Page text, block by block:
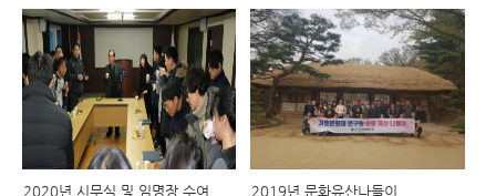
2020년 시무식 및 임명장 수여 2019년 문화유산나들이